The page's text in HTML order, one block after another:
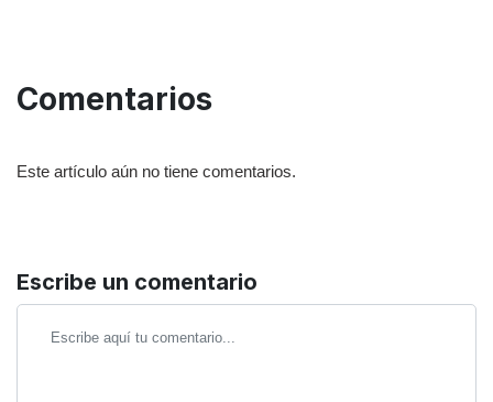
Comentarios
Este artículo aún no tiene comentarios.
Escribe un comentario